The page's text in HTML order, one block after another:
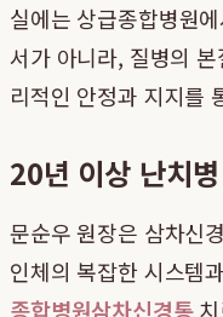
실에는 상급종합병원
서가 아니라, 질병의
리적인 안정과 지지를
20년 이상 난치
문순우 원장은 삼차신
인체의 복잡한 시스템
종합병원삼차신경통치